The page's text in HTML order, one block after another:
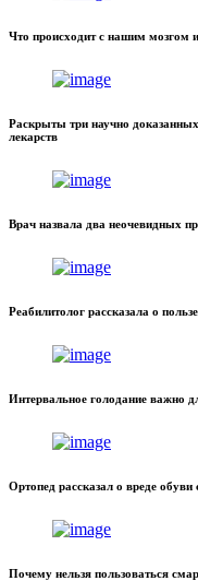
Что происходит с нашим мозгом
Раскрыты три научно
лекарств
Врач назвала два неочевидных
Реабилитолог рассказала о
Интервальное голодание важно
Ортопед рассказал о вреде
Почему нельзя пользоваться